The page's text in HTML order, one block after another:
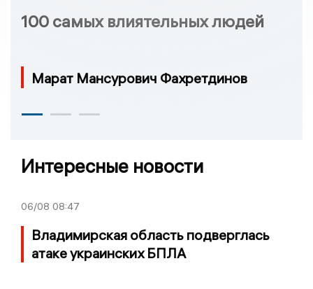
100 самых влиятельных людей
Марат Мансурович Фахретдинов
Интересные новости
06/08 08:47
Владимирская область подверглась
атаке украинских БПЛА